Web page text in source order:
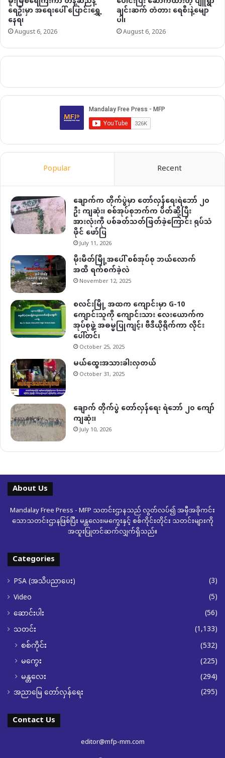
ရေဦးမှာ အရေးပေါ် ပြောင်းရွှေ့
နေရ၊
August 6, 2026
ချင်းဆက် တံတား ရေစီးနဲ့မျော
ပါ၊
August 6, 2026
Popular Recent
ချောက်က တိုက်ပွဲမှာ တော်လှန်ရေးရဲဘော် ၂၀
ဦး ကျဆုံး၊ စစ်အုပ်စုဘက်က ပိတ်ဆို့ပြီး
အားလုံးကို ပစ်ခတ်သတ်ဖြတ်ခဲ့ကြောင်း ရုပ်သံ
ဖိုင် ဖော်ပြ
July 11, 2026
မိုးမိတ်မြို့အပေါ် စစ်အုပ်စု ဘယ်လောက်
အထိ ရက်စက်ခဲ့လဲ
November 12, 2025
စလင်းမြို့ အထက ကျောင်းမှာ G-10
ကျောင်းသူကို ကျောင်းသား လေးယောက်က
အုပ်စုဖွဲ့ အဓမ္မပြုကျင့်၊ ဗီဒီယိုရိုက်ကာ လိုင်း
ပေါ်တင်၊
October 25, 2025
မယ်ထွေးအသားခါးလှတယ်
October 31, 2025
ချောက် တိုက်ပွဲ တော်လှန်ရေး ရဲဘော် ၂၀ ကျော်
ကျဆုံး၊
July 10, 2026
About Us
Mandalay Free Press - MFP သတင်းဌာနသည် လွတ်လပ်၍ အမှီအခိုကင်း
သောသတင်းဌာနဖြစ်ပြီး မန္တလေး၊မကွေးနှင့် စစ်ကိုင်းတိုင်း သတင်းများကို
အထူးပြုတင်ဆက်လျှက်ရှိသည်။
Categories
PSA (အသိပညာပေး)
(3)
Video
(5)
ဆောင်းပါး
(56)
သတင်း
(1,133)
စစ်ကိုင်း
(532)
မကွေး
(225)
မန္တလေး
(294)
အညာမြေ တော်လှန်ရေး (295)
Contact Us
editor@mfp-mm.com